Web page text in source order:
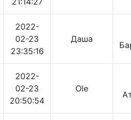
2022-
02-23
23:35:16
Даша
2022-
02-23
20:50:54
Ole